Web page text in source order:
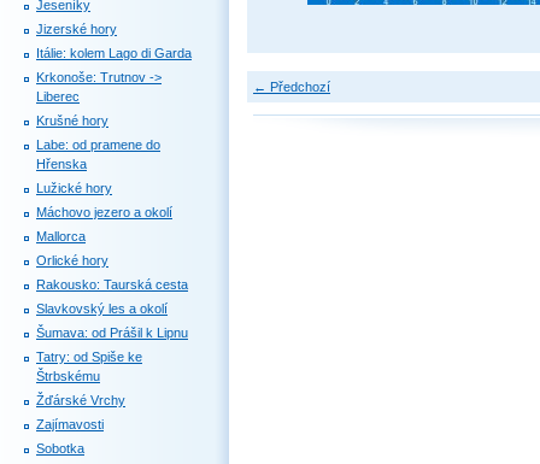
← Předchozí
Jeseníky
Jizerské hory
Itálie: kolem Lago di Garda
Krkonoše: Trutnov ->
Liberec
Krušné hory
Labe: od pramene do
Hřenska
Lužické hory
Máchovo jezero a okolí
Mallorca
Orlické hory
Rakousko: Taurská cesta
Slavkovský les a okolí
Šumava: od Prášil k Lipnu
Tatry: od Spiše ke
Štrbskému
Žďárské Vrchy
Zajímavosti
Sobotka